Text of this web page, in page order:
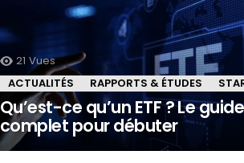
21 Vues
ACTUALITÉS
RAPPORTS & ÉTUDES
Qu’est-ce qu’un ETF ? Le guide
complet pour débuter